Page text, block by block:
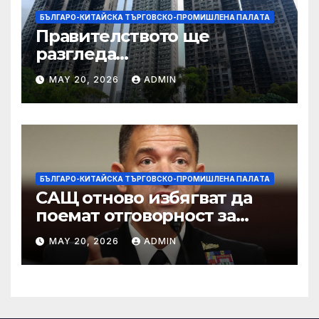
БЪЛГАРО-КИТАЙСКА ТЪРГОВСКО-ПРОМИШЛЕНА ПАЛAТА
Правителството ще
разгледа
застрахователните
претенции на Wang Fuk
Court по план за обратно
изкупуване: Хоп
MAY 20, 2026 ADMIN
БЪЛГАРО-КИТАЙСКА ТЪРГОВСКО-ПРОМИШЛЕНА ПАЛAТА
САЩ отново избягват да
поемат отговорност за
нападението в училище в
Иран, при което загинаха
155 души
MAY 20, 2026 ADMIN